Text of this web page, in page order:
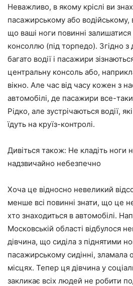
Неважливо, в якому кріслі ви
пасажирському або водійському,
що ваші ноги повинні
консоллю (під торпедо). Згідно
багато водії і пасажири
центральну консоль або,
вікно. Але час від часу кожен з
автомобілі, де пасажири все-
Рідко, але зустрічаються водії,
їдуть на круїз-контролі.
Дивіться також: Не кладіть ноги
надзвичайно небезпечно
Хоча це відносно невеликий
менше всі повинні знати, що це
хто знаходиться в автомобілі.
Московській області відбулося
дівчина, що сиділа з піднятими
пасажирському сидінні, зламала
місцях. Тепер ця дівчина у
закликає всіх людей не робити